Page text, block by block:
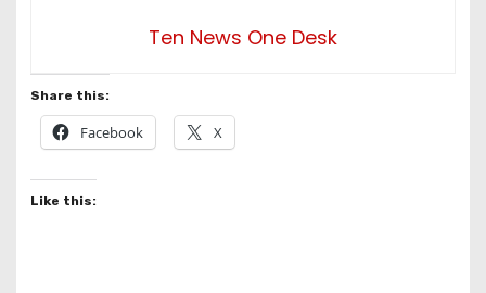
Ten News One Desk
Share this:
Facebook X
Like this: